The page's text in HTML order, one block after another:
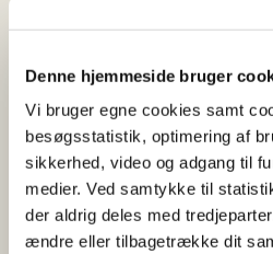
Denne hjemmeside bruger
Vi bruger egne cookies samt
besøgsstatistik, optimering af
sikkerhed, video og adgang til
medier. Ved samtykke til
der aldrig deles med
ændre eller tilbagetrække dit